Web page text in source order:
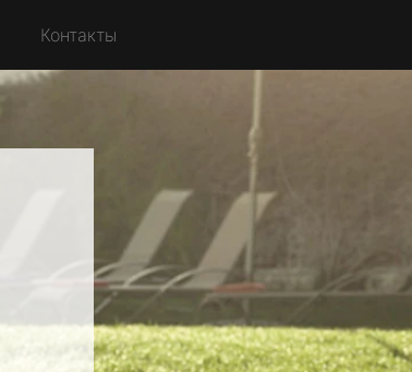
Контакты